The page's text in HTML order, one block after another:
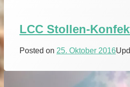
LCC Stollen-
Posted on 25. Oktober 2016